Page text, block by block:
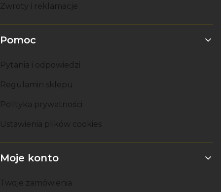
Zwroty i reklamacje
Pomoc
Pytania i odpowiedzi
Regulamin sklepu
Polityka prywatności
Ustawienia plików cookies
Moje konto
Twoje zamówienia